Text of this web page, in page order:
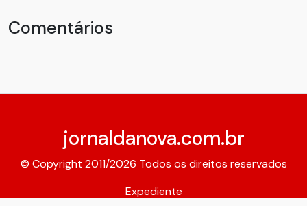
Comentários
jornaldanova.com.br
© Copyright 2011/2026 Todos os direitos reservados
Expediente